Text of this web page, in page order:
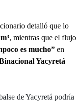
detalló que lo
, mientras que el flujo
es mucho” en
Yacyretá
de Yacyretá podría